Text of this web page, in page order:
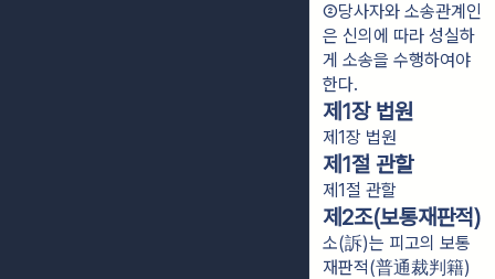
②당사자와 소송관계인
은 신의에 따라 성실하
게 소송을 수행하여야
한다.
제1장 법원
제1장 법원
제1절 관할
제1절 관할
제2조(보통재판적)
소(訴)는 피고의 보통
재판적(普通裁判籍)